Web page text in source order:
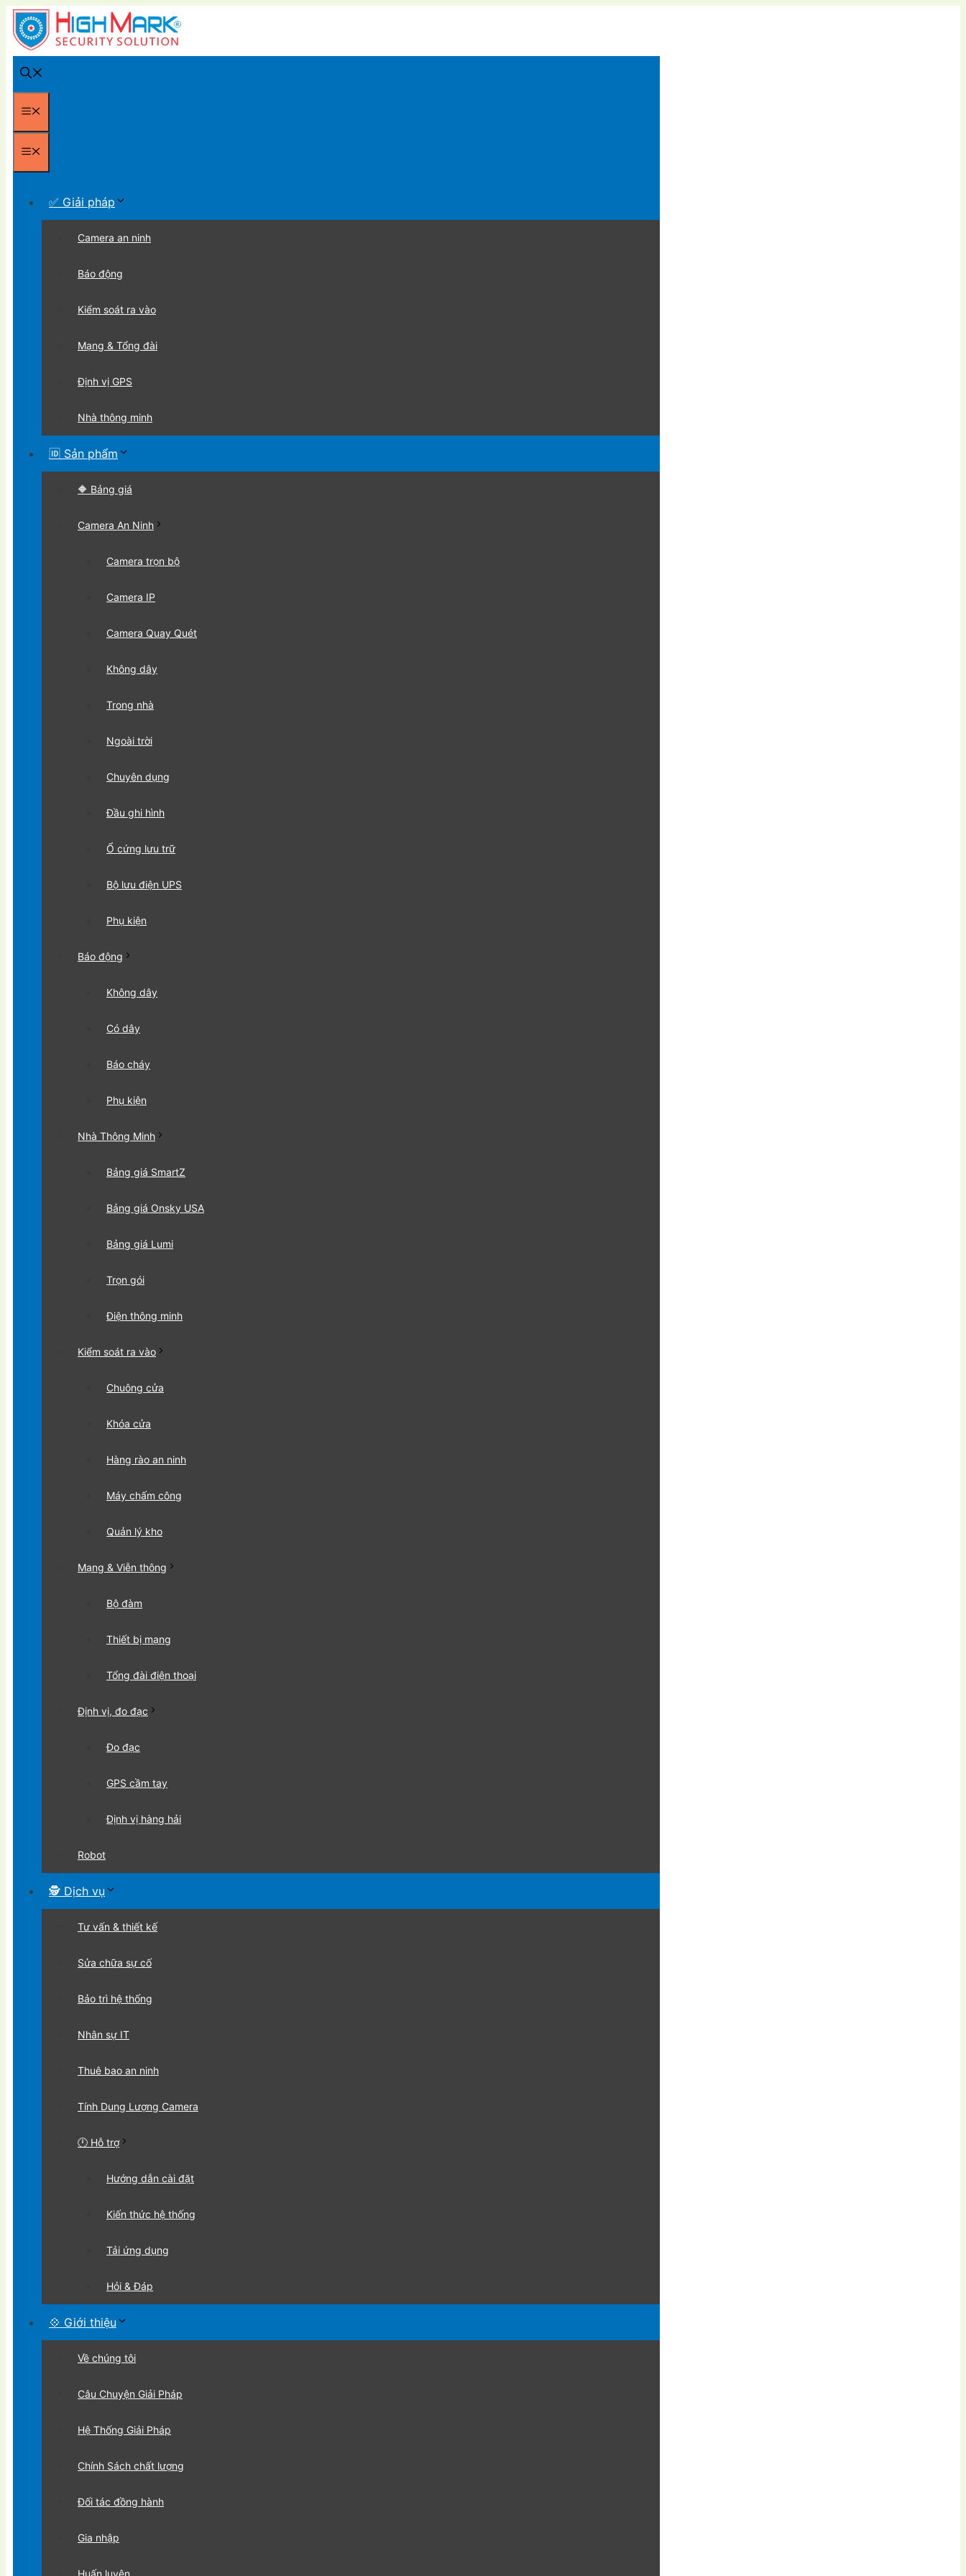
Chuyển
đến
nội
dung
Menu
Menu
✅ Giải pháp
Camera an ninh
Báo động
Kiểm soát ra vào
Mạng & Tổng đài
Định vị GPS
Nhà thông minh
🆔 Sản phẩm
🔶 Bảng giá
Camera An Ninh
Camera trọn bộ
Camera IP
Camera Quay Quét
Không dây
Trong nhà
Ngoài trời
Chuyên dụng
Đầu ghi hình
Ổ cứng lưu trữ
Bộ lưu điện UPS
Phụ kiện
Báo động
Không dây
Có dây
Báo cháy
Phụ kiện
Nhà Thông Minh
Bảng giá SmartZ
Bảng giá Onsky USA
Bảng giá Lumi
Trọn gói
Điện thông minh
Kiểm soát ra vào
Chuông cửa
Khóa cửa
Hàng rào an ninh
Máy chấm công
Quản lý kho
Mạng & Viễn thông
Bộ đàm
Thiết bị mạng
Tổng đài điện thoại
Định vị, đo đạc
Đo đạc
GPS cầm tay
Định vị hàng hải
Robot
🕵 Dịch vụ
Tư vấn & thiết kế
Sửa chữa sự cố
Bảo trì hệ thống
Nhân sự IT
Thuê bao an ninh
Tính Dung Lượng Camera
🕛 Hỗ trợ
Hướng dẫn cài đặt
Kiến thức hệ thống
Tải ứng dụng
Hỏi & Đáp
💠 Giới thiệu
Về chúng tôi
Câu Chuyện Giải Pháp
Hệ Thống Giải Pháp
Chính Sách chất lượng
Đối tác đồng hành
Gia nhập
Huấn luyện